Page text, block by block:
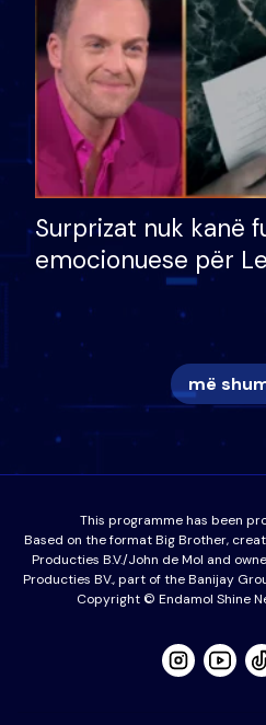
Surprizat nuk kanë
emocionuese për
nëna dhe fëmijët e
nuk i mban dot
më
This programme has been
Based on the format Big Brother,
Producties B.V./John de Mol and
Producties BV., part of the Banijay
Copyright © Endamol Shine